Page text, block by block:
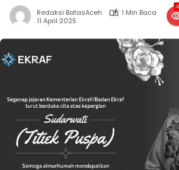
Redaksi BatasAceh
1 Min Baca
11 April 2025